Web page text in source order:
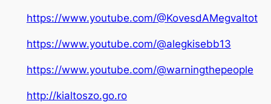
https://www.youtube.com/@KovesdAMegvaltot
https://www.youtube.com/@alegkisebb13
https://www.youtube.com/@warningthepeople
http://kialtoszo.go.ro